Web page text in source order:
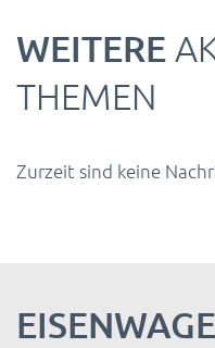
WEITERE
THEMEN
Zurzeit sind keine